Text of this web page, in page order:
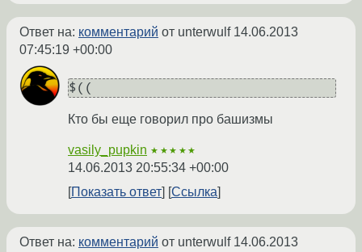
Ответ на: комментарий от unterwulf 14.06.2013
07:45:19 +00:00
$((
Кто бы еще говорил про башизмы
vasily_pupkin ★★★★★
14.06.2013 20:55:34 +00:00
Показать ответ
Ссылка
Ответ на: комментарий от unterwulf 14.06.2013